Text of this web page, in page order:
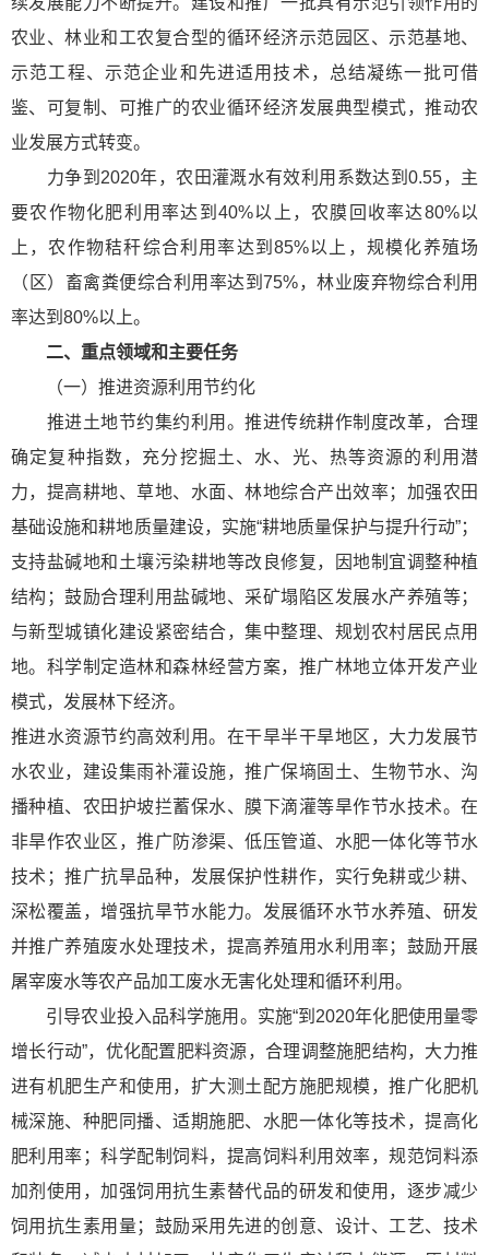
农业、林业和工农复合型的循环经济示范园区、示范基地、
示范工程、示范企业和先进适用技术，总结凝练一批可借
鉴、可复制、可推广的农业循环经济发展典型模式，推动农
业发展方式转变。
力争到2020年，农田灌溉水有效利用系数达到0.55，主
要农作物化肥利用率达到40%以上，农膜回收率达80%以
上，农作物秸秆综合利用率达到85%以上，规模化养殖场
（区）畜禽粪便综合利用率达到75%，林业废弃物综合利用
率达到80%以上。
二、重点领域和主要任务
（一）推进资源利用节约化
推进土地节约集约利用。推进传统耕作制度改革，合理
确定复种指数，充分挖掘土、水、光、热等资源的利用潜
力，提高耕地、草地、水面、林地综合产出效率；加强农田
基础设施和耕地质量建设，实施“耕地质量保护与提升行动”；
支持盐碱地和土壤污染耕地等改良修复，因地制宜调整种植
结构；鼓励合理利用盐碱地、采矿塌陷区发展水产养殖等；
与新型城镇化建设紧密结合，集中整理、规划农村居民点用
地。科学制定造林和森林经营方案，推广林地立体开发产业
模式，发展林下经济。
推进水资源节约高效利用。在干旱半干旱地区，大力发展节
水农业，建设集雨补灌设施，推广保墒固土、生物节水、沟
播种植、农田护坡拦蓄保水、膜下滴灌等旱作节水技术。在
非旱作农业区，推广防渗渠、低压管道、水肥一体化等节水
技术；推广抗旱品种，发展保护性耕作，实行免耕或少耕、
深松覆盖，增强抗旱节水能力。发展循环水节水养殖、研发
并推广养殖废水处理技术，提高养殖用水利用率；鼓励开展
屠宰废水等农产品加工废水无害化处理和循环利用。
引导农业投入品科学施用。实施“到2020年化肥使用量零
增长行动”，优化配置肥料资源，合理调整施肥结构，大力推
进有机肥生产和使用，扩大测土配方施肥规模，推广化肥机
械深施、种肥同播、适期施肥、水肥一体化等技术，提高化
肥利用率；科学配制饲料，提高饲料利用效率，规范饲料添
加剂使用，加强饲用抗生素替代品的研发和使用，逐步减少
饲用抗生素用量；鼓励采用先进的创意、设计、工艺、技术